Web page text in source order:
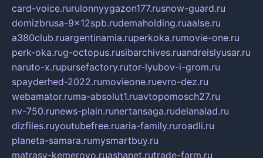
card-voice.rurulonnyygazon177.rusnow-guard.ru
domizbrusa-9x12spb.rudemaholding.ruaalse.ru
a380club.ruargentinamia.ruperkoka.rumovie-one.ru
perk-oka.rug-octopus.rusibarchives.ruandreislyusar.ru
naruto-x.rupursefactory.rutor-lyubov-i-grom.ru
spayderhed-2022.rumovieone.ruevro-dez.ru
webamator.ruma-absolut1.ruavtopomosch27.ru
nv-750.runews-plain.runertansaga.rudelanalad.ru
dizfiles.ruyoutubefree.ruaria-family.ruroadli.ru
planeta-samara.rumysmartbuy.ru
matrasy-kemerovo.ruashanet.rutrade-farm.ru